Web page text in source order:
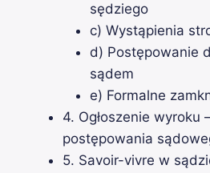
sędziego
c) Wystąpienia
d) Postępowanie
sądem
e) Formalne
4. Ogłoszenie wyroku
postępowania
5. Savoir-vivre w